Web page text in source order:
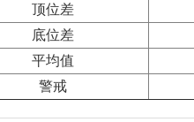
顶位差
底位差
平均值
警戒